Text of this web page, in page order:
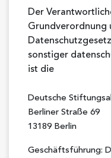
Der
Grundverordnung
sonstiger
ist die
Deutsche
Berliner Straße 69
13189 Berlin
Geschäftsführung: